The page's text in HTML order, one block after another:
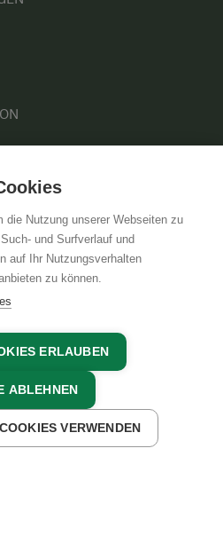
ANFRAGEN
DATENSCHUTZ
die Nutzung unserer Webseiten zu
und Surfverlauf und
auf Ihr Nutzungsverhalten
zu können.
ERLAUBEN
ABLEHNEN
VERWENDEN